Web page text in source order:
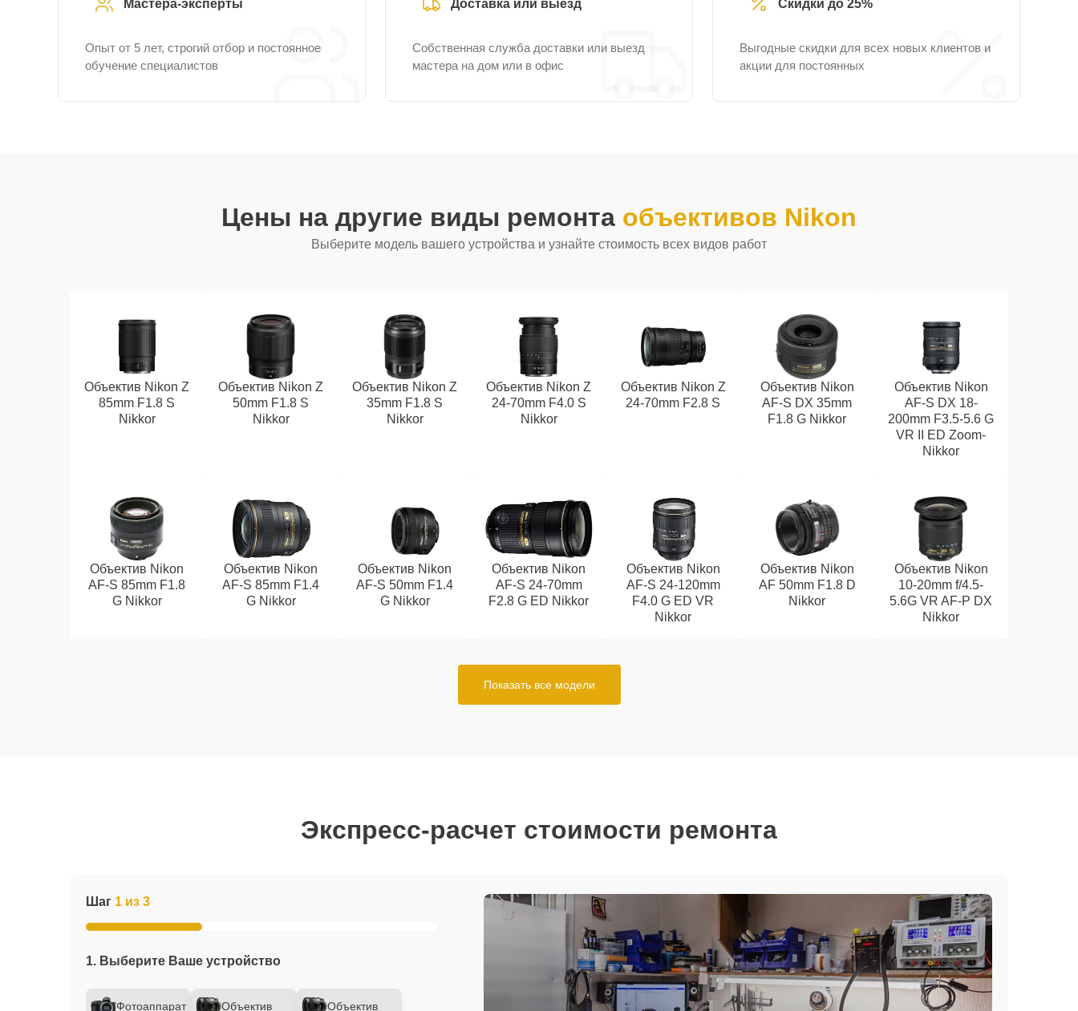
Мастера-эксперты
Опыт от 5 лет, строгий отбор и постоянное
обучение специалистов
Доставка или выезд
Собственная служба доставки или выезд
мастера на дом или в офис
Скидки до 25%
Выгодные скидки для всех новых клиентов и
акции для постоянных
Цены на другие виды ремонта объективов Nikon
Выберите модель вашего устройства и узнайте стоимость всех видов работ
Объектив Nikon Z
85mm F1.8 S
Nikkor
Объектив Nikon Z
50mm F1.8 S
Nikkor
Объектив Nikon Z
35mm F1.8 S
Nikkor
Объектив Nikon Z
24-70mm F4.0 S
Nikkor
Объектив Nikon Z
24-70mm F2.8 S
Объектив Nikon
AF-S DX 35mm
F1.8 G Nikkor
Объектив Nikon
AF-S DX 18-
200mm F3.5-5.6 G
VR II ED Zoom-
Nikkor
Объектив Nikon
AF-S 85mm F1.8
G Nikkor
Объектив Nikon
AF-S 85mm F1.4
G Nikkor
Объектив Nikon
AF-S 50mm F1.4
G Nikkor
Объектив Nikon
AF-S 24-70mm
F2.8 G ED Nikkor
Объектив Nikon
AF-S 24-120mm
F4.0 G ED VR
Nikkor
Объектив Nikon
AF 50mm F1.8 D
Nikkor
Объектив Nikon
10-20mm f/4.5-
5.6G VR AF-P DX
Nikkor
Показать все модели
Экспресс-расчет стоимости ремонта
Шаг 1 из 3
1. Выберите Ваше устройство
Фотоаппарат Объектив Объектив